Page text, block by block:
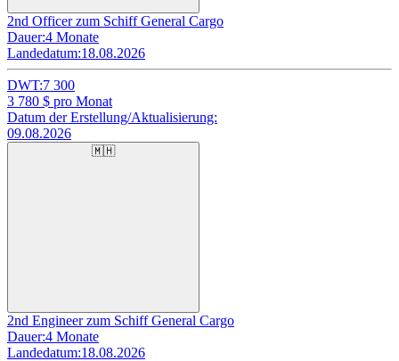
2nd Officer zum Schiff General Cargo
Dauer:4 Monate
Landedatum:18.08.2026
DWT:7 300
3 780 $ pro Monat
Datum der Erstellung/Aktualisierung:
09.08.2026
🇲🇭
2nd Engineer zum Schiff General Cargo
Dauer:4 Monate
Landedatum:18.08.2026